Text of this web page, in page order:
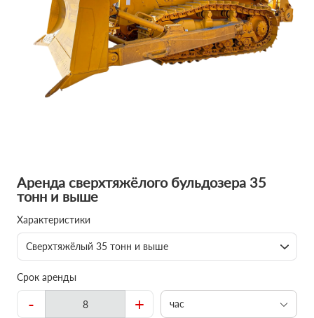
Аренда сверхтяжёлого бульдозера 35
тонн и выше
Характеристики
Сверхтяжёлый 35 тонн и выше
Срок аренды
- + час